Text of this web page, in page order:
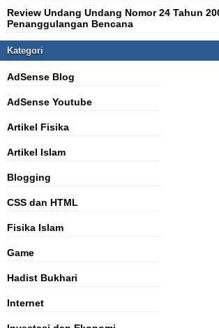
Review Undang Undang Nomor 24 Tahun
Penanggulangan Bencana
Kategori
AdSense Blog
AdSense Youtube
Artikel Fisika
Artikel Islam
Blogging
CSS dan HTML
Fisika Islam
Game
Hadist Bukhari
Internet